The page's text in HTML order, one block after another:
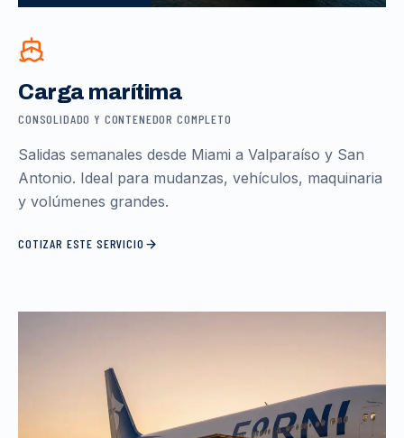
Carga marítima
CONSOLIDADO Y CONTENEDOR COMPLETO
Salidas semanales desde Miami a Valparaíso y San
Antonio. Ideal para mudanzas, vehículos, maquinaria
y volúmenes grandes.
COTIZAR ESTE SERVICIO